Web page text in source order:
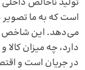
است که به ما
می‌دهد. این شاخص
دارد، چه میزان